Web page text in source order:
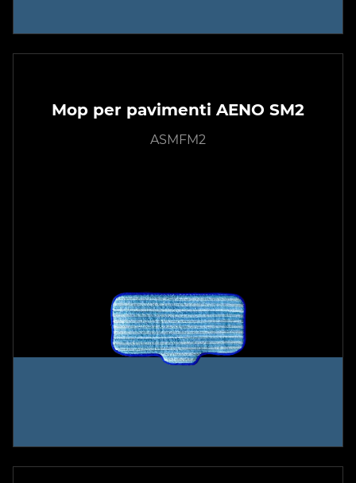
Mop per pavimenti AENO SM2
ASMFM2